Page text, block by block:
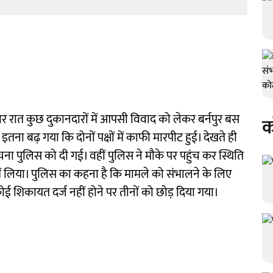
रात कुछ दुकानदारों में आपसी विवाद को लेकर बर्नपुर बस
बढ़ गया कि दोनों पक्षों में काफी मारपीट हुई। देखते ही
पुलिस को दी गई। वहीं पुलिस ने मौके पर पहुंच कर स्थिति
लिया। पुलिस का कहना है कि मामले को संभालने के लिए
दर्ज नहीं होने पर तीनों को छोड़ दिया गया।